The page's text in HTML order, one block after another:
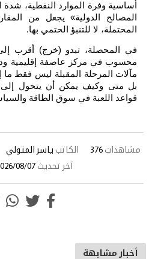
أساسية وفرة الموارد النفطية، شدة
المصالح الدولية» يجعل من
المحتملة، لا للتنبؤ الحتمي بها.
في المحصلة، تبدو (خرج) أقرب
محسوب في مركز عاصفة إقليمية
مآلات المرحلة المقبلة ليس فقط ما
بل متى وكيف يمكن أن يتحول إلى
قواعد اللعبة في سوق الطاقة
مشاهدات 376 الكاتب ياسر المتولي
آخر تحديث 08/07 - 6:33 PM
أخبار مشابهة